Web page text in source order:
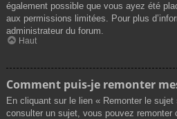
également possible que vous ayez été
aux permissions limitées. Pour plus
administrateur du forum.
Haut
Comment puis-je remonter
En cliquant sur le lien « Remonter le
consulter un sujet, vous pouvez remonter